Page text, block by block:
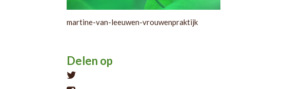
martine-van-leeuwen-vrouwenpraktijk
Delen op
Tweet